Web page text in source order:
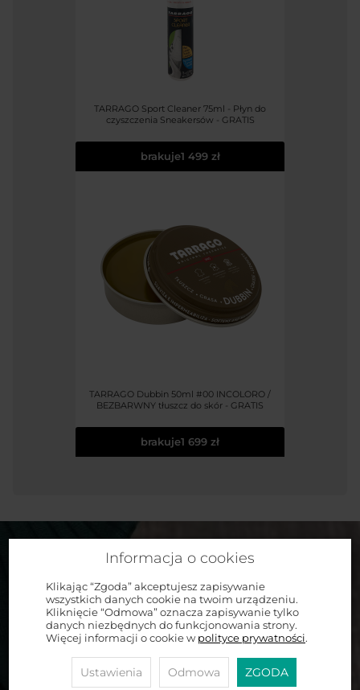
TARRAGO Sport Cleaner 75ml - Płyn do
czyszczenia Sneakersów - GRATIS
brakuje1 499 zł
TARRAGO Dubbin 50ml #00 INCOLORO /
BEZBARWNY tłuszcz do skór - GRATIS
brakuje1 699 zł
Informacja o cookies
Klikając “Zgoda” akceptujesz zapisywanie
wszystkich danych cookie na twoim urządzeniu.
Kliknięcie “Odmowa” oznacza zapisywanie tylko
danych niezbędnych do funkcjonowania strony.
Więcej informacji o cookie w polityce prywatności.
Ustawienia Odmowa ZGODA